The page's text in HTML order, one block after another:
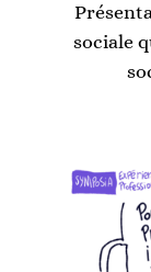
sociale